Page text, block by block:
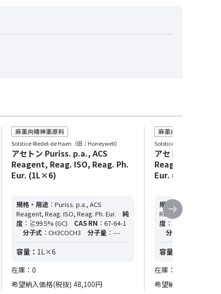
Solstice-Riedel-de Haen（旧：Honeywell）
アセトン Puriss. p.a., ACS
Reagent, Reag. ISO, Reag. Ph.
Eur. (1L×6)
規格・用途 ：Puriss. p.a., ACS
Reagent, Reag. ISO, Reag. Ph. Eur.
純
度 ：≧99.5% (GC) CAS RN ：67-64-1
分子式 ：CH3COCH3 分子量 ：---
容量： 1L×6
在庫：0
希望納入価格(税抜) 48,100円
Solstice-Riedel-de Haen
アセトン Puriss.
Reagent, Reag.
Eur. (25L)
規格・用途
Reagent, Reag. ISO,
度 ：≧99.5% (GC)
分子式
容量：
在庫：0
希望納入価格(税抜)